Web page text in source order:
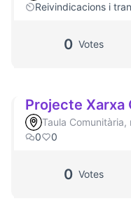
Reivindicacions i
0 Votes
Projecte Xarxa
Taula Comunitària,
0
0
0 Votes